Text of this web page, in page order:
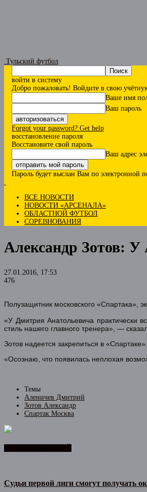
Тульский футбол
войти в систему
Добро пожаловать! Войдите в свою
Ваше имя
Ваш пароль
Forgot your password? Get help
восстановление пароля
Восстановите свой пароль
Ваш адрес
Пароль будет выслан Вам по электронной
ВСЕ НОВОСТИ
НОВОСТИ «АРСЕНАЛА»
ОБЛАСТНОЙ ФУТБОЛ
СОРЕВНОВАНИЯ
Александр Зотов: У
27.01.2016, 17:53
476
Полузащитник московского «Спартака»,
«У Дмитрия Анатольевича практически
стиль нашего главного тренера», —
Зотов надеется закрепиться в «Спартаке».
«Осознаю, что появилась неплохая
Темы
Аленичев Дмитрий
Зотов Александр
Спартак Москва
Судьи первой лиги смогут получать